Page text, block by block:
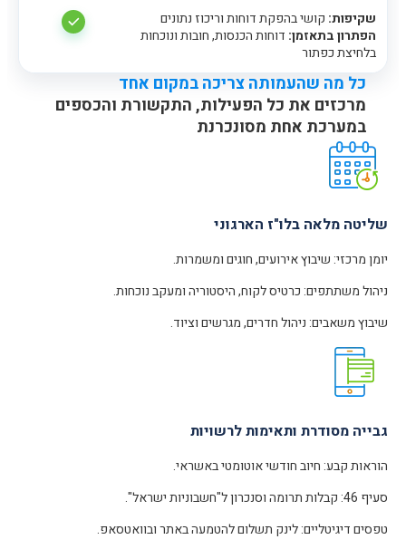
שקיפות: קושי בהפקת דוחות וריכוז נתונים
הפתרון בתאזמן: דוחות הכנסות, חובות ונוכחות
בלחיצת כפתור
כל מה שהעמותה צריכה במקום אחד
מרכזים את כל הפעילות, התקשורת והכספים
במערכת אחת מסונכרנת
שליטה מלאה בלו"ז הארגוני
יומן מרכזי: שיבוץ אירועים, חוגים ומשמרות.
ניהול משתתפים: כרטיס לקוח, היסטוריה ומעקב נוכחות.
שיבוץ משאבים: ניהול חדרים, מגרשים וציוד.
גבייה מסודרת ותאימות לרשויות
הוראות קבע: חיוב חודשי אוטומטי באשראי.
סעיף 46: קבלות תרומה וסנכרון ל"חשבוניות ישראל".
טפסים דיגיטליים: לינק תשלום להטמעה באתר ובוואטסאפ.